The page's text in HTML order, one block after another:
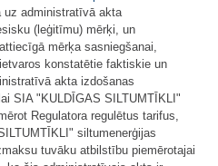
uz administratīvā akta
(leģitīmu) mērķi, un
mērķa sasniegšanai,
konstatētie faktiskie un
akta izdošanas
SIA "KULDĪGAS SILTUMTĪKLI"
Regulatora regulētus tarifus,
siltumenerģijas
tuvāku atbilstību piemērotajai